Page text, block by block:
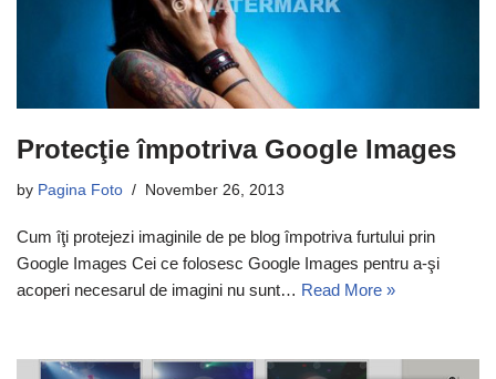
Protecţie împotriva Google Images
by Pagina Foto November 26, 2013
Cum îţi protejezi imaginile de pe blog împotriva furtului prin
Google Images Cei ce folosesc Google Images pentru a-şi
acoperi necesarul de imagini nu sunt… Read More »